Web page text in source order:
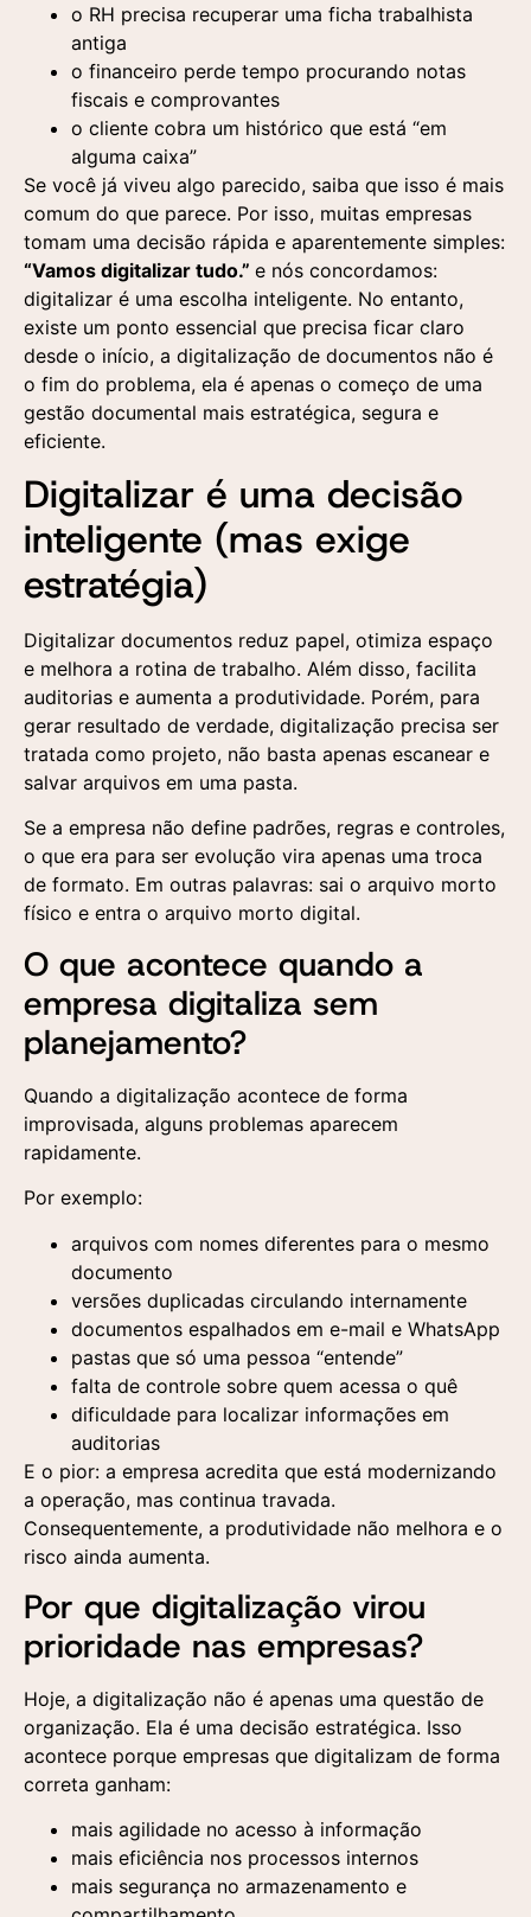
o RH precisa recuperar uma ficha trabalhista
antiga
o financeiro perde tempo procurando notas
fiscais e comprovantes
o cliente cobra um histórico que está “em
alguma caixa”
Se você já viveu algo parecido, saiba que isso é mais
comum do que parece. Por isso, muitas empresas
tomam uma decisão rápida e aparentemente simples:
“Vamos digitalizar tudo.” e nós concordamos:
digitalizar é uma escolha inteligente. No entanto,
existe um ponto essencial que precisa ficar claro
desde o início, a digitalização de documentos não é
o fim do problema, ela é apenas o começo de uma
gestão documental mais estratégica, segura e
eficiente.
Digitalizar é uma decisão
inteligente (mas exige
estratégia)
Digitalizar documentos reduz papel, otimiza espaço
e melhora a rotina de trabalho. Além disso, facilita
auditorias e aumenta a produtividade. Porém, para
gerar resultado de verdade, digitalização precisa ser
tratada como projeto, não basta apenas escanear e
salvar arquivos em uma pasta.
Se a empresa não define padrões, regras e controles,
o que era para ser evolução vira apenas uma troca
de formato. Em outras palavras: sai o arquivo morto
físico e entra o arquivo morto digital.
O que acontece quando a
empresa digitaliza sem
planejamento?
Quando a digitalização acontece de forma
improvisada, alguns problemas aparecem
rapidamente.
Por exemplo:
arquivos com nomes diferentes para o mesmo
documento
versões duplicadas circulando internamente
documentos espalhados em e-mail e WhatsApp
pastas que só uma pessoa “entende”
falta de controle sobre quem acessa o quê
dificuldade para localizar informações em
auditorias
E o pior: a empresa acredita que está modernizando
a operação, mas continua travada.
Consequentemente, a produtividade não melhora e o
risco ainda aumenta.
Por que digitalização virou
prioridade nas empresas?
Hoje, a digitalização não é apenas uma questão de
organização. Ela é uma decisão estratégica. Isso
acontece porque empresas que digitalizam de forma
correta ganham:
mais agilidade no acesso à informação
mais eficiência nos processos internos
mais segurança no armazenamento e